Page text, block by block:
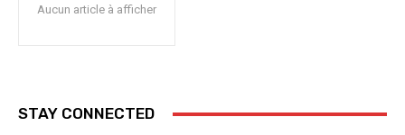
Aucun article à afficher
STAY CONNECTED